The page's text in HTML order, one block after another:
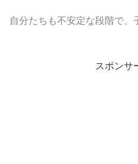
自分たちも不安定な段階で、
スポンサ